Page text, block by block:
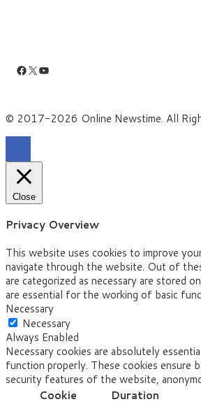
Facebook
X YouTube
© 2017-2026 Online Newstime. All
Close
Privacy Overview
This website uses cookies to improve
navigate through the website. Out of
are categorized as necessary are stored
are essential for the working of basic
Necessary
Necessary
Always Enabled
Necessary cookies are absolutely
function properly. These cookies ensure
security features of the website,
Cookie
Duration